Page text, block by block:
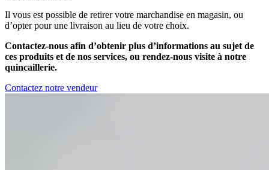
Il vous est possible de retirer votre marchandise en magasin, ou
d’opter pour une livraison au lieu de votre choix.
Contactez-nous afin d’obtenir plus d’informations au sujet de
ces produits et de nos services, ou rendez-nous visite à notre
quincaillerie.
Contactez notre vendeur